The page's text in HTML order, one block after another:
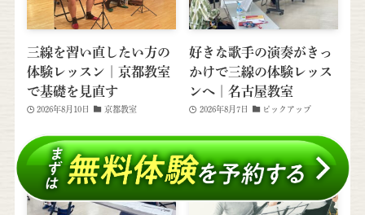
三線を習い直したい方の
体験レッスン｜京都教室
で基礎を見直す
2026年8月10日 京都教室
好きな歌手の演奏がきっ
かけで三線の体験レッス
ンへ｜名古屋教室
2026年8月7日 ピックアップ